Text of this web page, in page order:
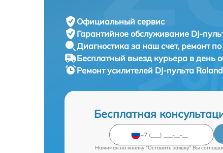
Официальный сервис
Гарантийное обслуживание DJ-
Диагностика за наш счет, ремонт
Бесплатный выезд курьера в день
Ремонт усилителей DJ-пульта
Бесплатная
Нажимая на кнопку "Оставить заявку" Вы